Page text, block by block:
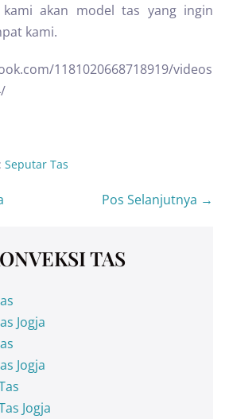
akan model tas yang ingin
kami.
1181020668718919/videos
Seputar Tas
Pos Selanjutnya →
TAS
Jogja
Jogja
Jogja